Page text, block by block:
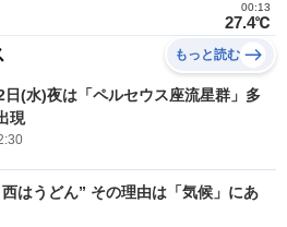
27.4℃
00:13
もっと読む
日(水)夜は「ペルセウス座流星群」多
現
はうどん” その理由は「気候」にあ